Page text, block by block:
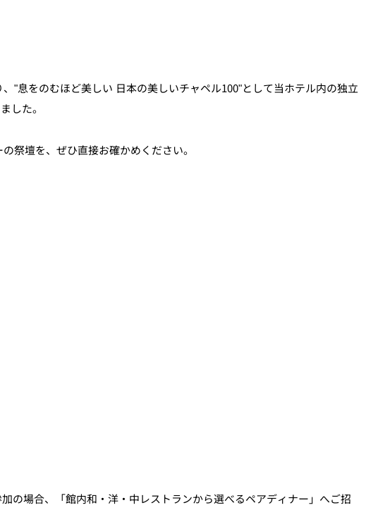
"息をのむほど美しい 日本の美しいチャペル100"として当ホテル内の独立
した。
祭壇を、ぜひ直接お確かめください。
の場合、「館内和・洋・中レストランから選べるペアディナー」へご招